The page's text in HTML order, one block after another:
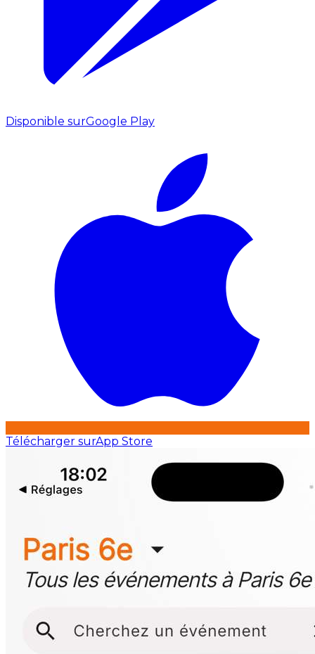
Disponible surGoogle Play
Télécharger surApp Store